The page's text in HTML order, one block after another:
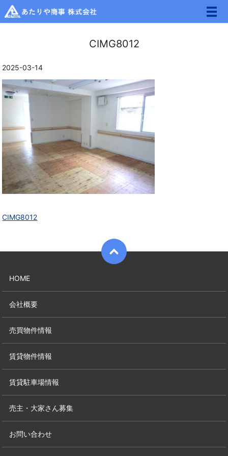
メ
CIMG8012
2025-03-14
CIMG8012
HOME
会社概要
売買物件情報
賃貸物件情報
賃貸駐車場情報
売主・大家さん募集
お問い合わせ